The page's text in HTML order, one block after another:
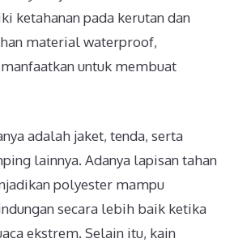
ketahanan pada kerutan dan
material waterproof,
untuk membuat
adalah jaket, tenda, serta
lainnya. Adanya lapisan tahan
polyester mampu
secara lebih baik ketika
ekstrem. Selain itu, kain